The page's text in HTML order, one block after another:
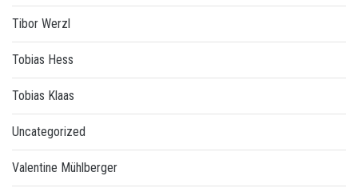
Tibor Werzl
Tobias Hess
Tobias Klaas
Uncategorized
Valentine Mühlberger